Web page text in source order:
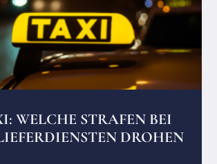
WELCHE STRAFEN BEI
DROHEN